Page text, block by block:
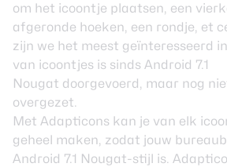
om het icoontje plaatsen, een
afgeronde hoeken, een rondje, et
zijn we het meest geïnteresseerd
van icoontjes is sinds Android 7.1
Nougat doorgevoerd, maar nog
overgezet.
Met Adapticons kan je van elk
geheel maken, zodat jouw
Android 7.1 Nougat-stijl is.